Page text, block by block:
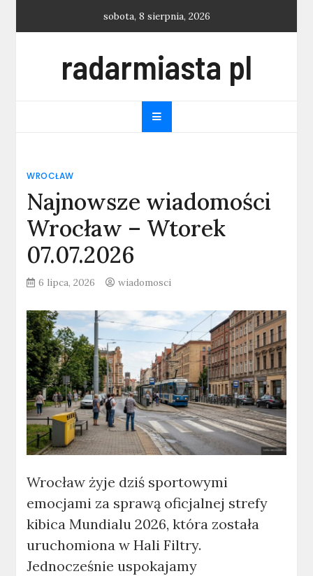
sobota, 8 sierpnia, 2026
radarmiasta pl
WROCŁAW
Najnowsze wiadomości
Wrocław – Wtorek
07.07.2026
6 lipca, 2026 wiadomosci
Wrocław żyje dziś sportowymi
emocjami za sprawą oficjalnej strefy
kibica Mundialu 2026, która została
uruchomiona w Hali Filtry.
Jednocześnie uspokajamy